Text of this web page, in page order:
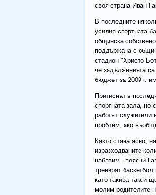
своя страна Иван
В последните
усилия спортната
общинска
поддържана с
стадион "Христо
че задълженията
бюджет за 2009 г.
Притиснат в
спортната зала, но
работят служители
проблем, ако
Както стана ясно,
изразходваните
набавим - поясни
тренират
като такива такси
молим родителите